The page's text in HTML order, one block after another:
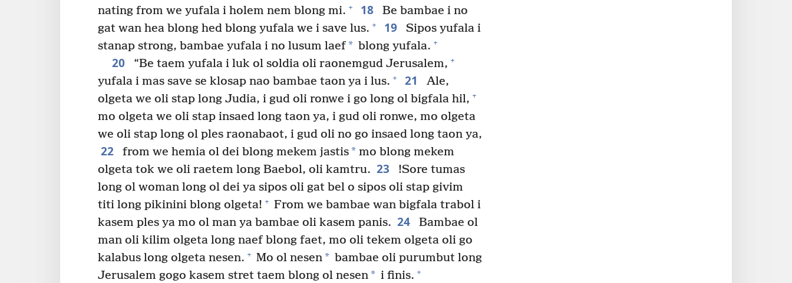
nating from we yufala i holem nem blong mi. + 18
Be bambae i no
gat wan hea blong hed blong yufala we i save lus. + 19
Sipos yufala i
stanap strong, bambae yufala i no lusum laef* blong yufala. +
20 “Be taem yufala i luk ol soldia oli raonemgud Jerusalem, +
yufala i mas save se klosap nao bambae taon ya i lus. + 21
Ale,
olgeta we oli stap long Judia, i gud oli ronwe i go long ol bigfala hil, +
mo olgeta we oli stap insaed long taon ya, i gud oli ronwe, mo olgeta
we oli stap long ol ples raonabaot, i gud oli no go insaed long taon ya,
22 from we hemia ol dei blong mekem jastis*mo blong mekem
olgeta tok we oli raetem long Baebol, oli kamtru. 23
!Sore tumas
long ol woman long ol dei ya sipos oli gat bel o sipos oli stap givim
titi long pikinini blong olgeta! + From we bambae wan bigfala trabol i
kasem ples ya mo ol man ya bambae oli kasem panis. 24
Bambae ol
man oli kilim olgeta long naef blong faet, mo oli tekem olgeta oli go
kalabus long olgeta nesen. + Mo ol nesen* bambae oli purumbut long
Jerusalem gogo kasem stret taem blong ol nesen* i finis. +